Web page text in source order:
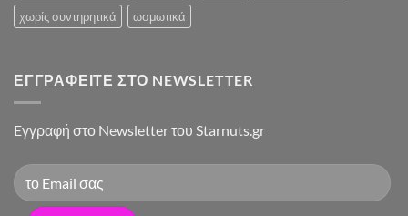
χωρίς συντηρητικά
ωσμωτικά
ΕΓΓΡΑΦΕΊΤΕ ΣΤΟ NEWSLETTER
Eγγραφή στο Newsletter του Starnuts.gr